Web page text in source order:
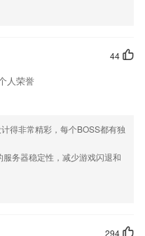
发音
行强化练习，以便反复练习。
，并能随时检查；
、英语跟读、英文儿歌启蒙、
44
人荣誉
得非常精彩，每个BOSS都有独
服务器稳定性，减少游戏闪退和
294